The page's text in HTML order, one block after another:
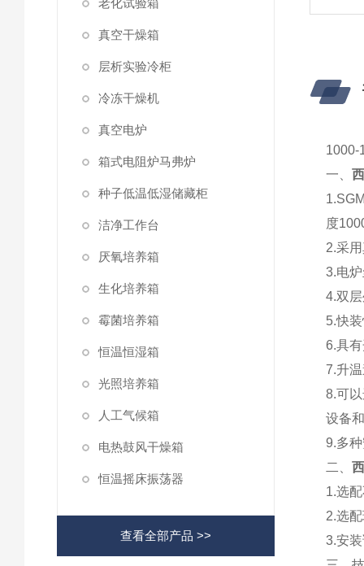
老化试验箱
真空干燥箱
层析实验冷柜
冷冻干燥机
真空电炉
箱式电阻炉马弗炉
种子低温低湿储藏柜
洁净工作台
厌氧培养箱
生化培养箱
霉菌培养箱
恒温恒湿箱
光照培养箱
人工气候箱
电热鼓风干燥箱
恒温摇床振荡器
查看全部产品 >>
1000-
一、
度
2.采
3.电
4.双
5.快
6.具
7.升
8.可
设备
9.多
二、
1.选
2.选
3.安